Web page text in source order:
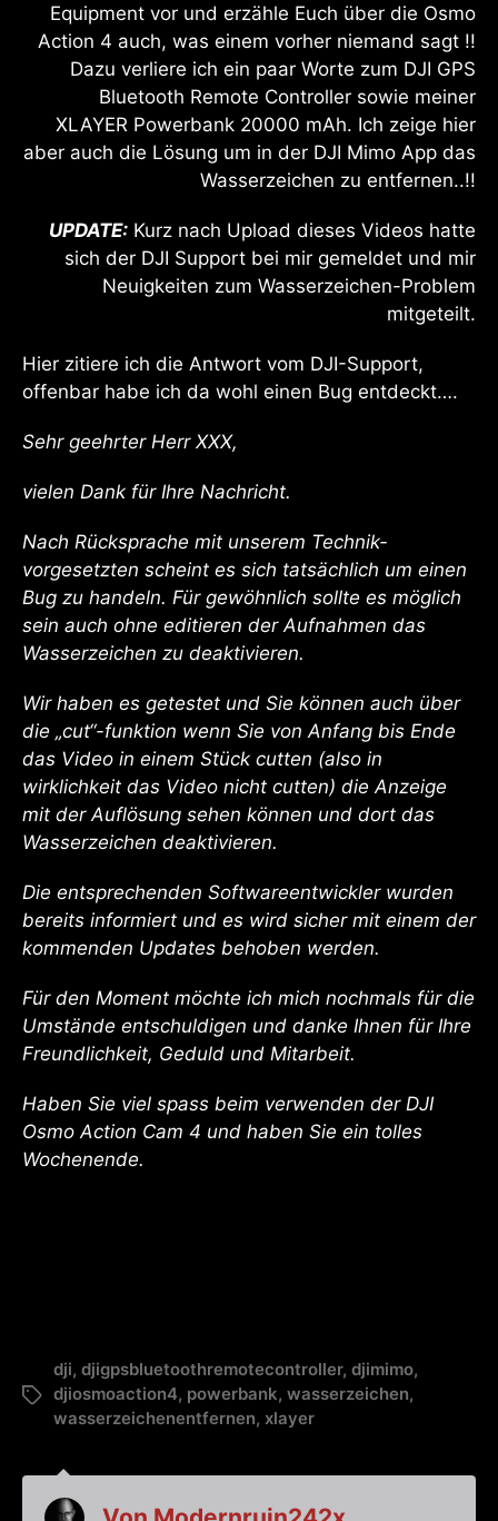
Equipment vor und erzähle Euch über die Osmo
Action 4 auch, was einem vorher niemand sagt !!
Dazu verliere ich ein paar Worte zum DJI GPS
Bluetooth Remote Controller sowie meiner
XLAYER Powerbank 20000 mAh. Ich zeige hier
aber auch die Lösung um in der DJI Mimo App das
Wasserzeichen zu entfernen..!!
UPDATE: Kurz nach Upload dieses Videos hatte
sich der DJI Support bei mir gemeldet und mir
Neuigkeiten zum Wasserzeichen-Problem
mitgeteilt.
Hier zitiere ich die Antwort vom DJI-Support,
offenbar habe ich da wohl einen Bug entdeckt….
Sehr geehrter Herr XXX,
vielen Dank für Ihre Nachricht.
Nach Rücksprache mit unserem Technik-
vorgesetzten scheint es sich tatsächlich um einen
Bug zu handeln. Für gewöhnlich sollte es möglich
sein auch ohne editieren der Aufnahmen das
Wasserzeichen zu deaktivieren.
Wir haben es getestet und Sie können auch über
die „cut“-funktion wenn Sie von Anfang bis Ende
das Video in einem Stück cutten (also in
wirklichkeit das Video nicht cutten) die Anzeige
mit der Auflösung sehen können und dort das
Wasserzeichen deaktivieren.
Die entsprechenden Softwareentwickler wurden
bereits informiert und es wird sicher mit einem der
kommenden Updates behoben werden.
Für den Moment möchte ich mich nochmals für die
Umstände entschuldigen und danke Ihnen für Ihre
Freundlichkeit, Geduld und Mitarbeit.
Haben Sie viel spass beim verwenden der DJI
Osmo Action Cam 4 und haben Sie ein tolles
Wochenende.
dji, djigpsbluetoothremotecontroller, djimimo,
djiosmoaction4, powerbank, wasserzeichen,
wasserzeichenentfernen, xlayer